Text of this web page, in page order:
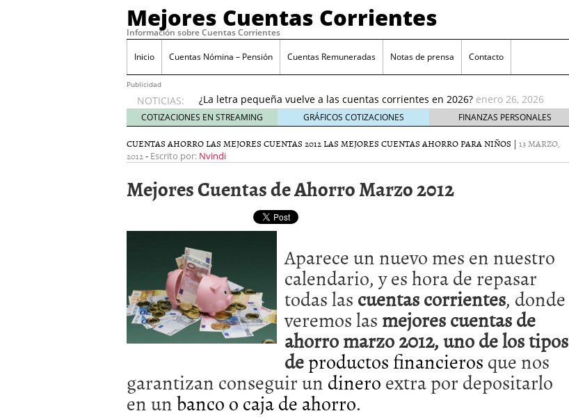
Mejores Cuentas Corrientes
Información sobre Cuentas Corrientes
Inicio Cuentas Nómina – Pensión Cuentas Remuneradas Notas de prensa Contacto
Publicidad
NOTICIAS:
¿La letra pequeña vuelve a las cuentas corrientes en 2026? enero 26, 2026
Checklist para evaluar cuentas corrientes antes de abrir una nueva enero
21, 2026
Cuenta remunerada vs cuenta estándar: ¿cuál elegir? enero 17, 2026
El perfil del usuario que elige cuentas sin comisiones crece entre los
Banco Sabadell anuncia reducción de remuneración en su cuenta online
¿La letra pequeña vuelve a las cuentas corrientes en 2026?
COTIZACIONES EN STREAMING GRÁFICOS COTIZACIONES FINANZAS PERSONALES
CUENTAS AHORRO LAS MEJORES CUENTAS 2012 LAS MEJORES CUENTAS AHORRO PARA NIÑOS | 13 MARZO,
2012- Escrito por: Nvindi
Mejores Cuentas de Ahorro Marzo 2012
Aparece un nuevo mes en nuestro
calendario, y es hora de repasar
todas lascuentascorrientes, donde
veremos lasmejores cuentas de
ahorro marzo 2012, uno de los tipos
deproductos financierosque nos
garantizan conseguir undineroextra por depositarlo
en unbanco o caja de ahorro.